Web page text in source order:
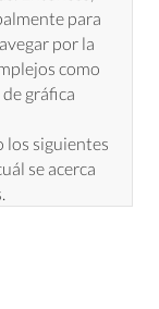
para
por la
como
gráfica
los siguientes
se acerca